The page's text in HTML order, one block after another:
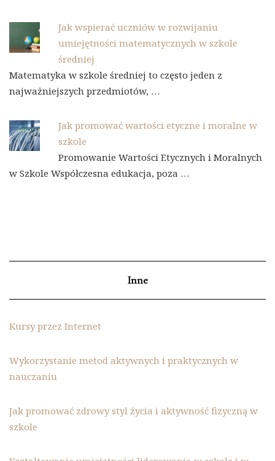
Jak wspierać uczniów w rozwijaniu
umiejętności matematycznych w szkole
średniej
Matematyka w szkole średniej to często jeden z
najważniejszych przedmiotów, …
Jak promować wartości etyczne i moralne w
szkole
Promowanie Wartości Etycznych i Moralnych
w Szkole Współczesna edukacja, poza …
Inne
Kursy przez Internet
Wykorzystanie metod aktywnych i praktycznych w
nauczaniu
Jak promować zdrowy styl życia i aktywność fizyczną w
szkole